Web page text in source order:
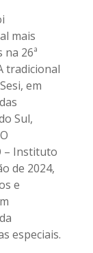
mais
26ª
tradicional
em
Sul,
– Instituto
de 2024,
e
especiais.